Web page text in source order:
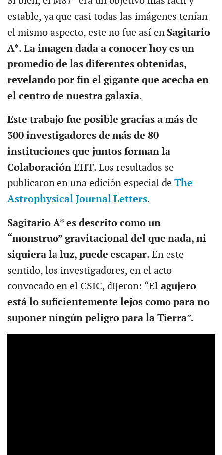
estable, ya que casi todas las imágenes tenían
el mismo aspecto, este no fue así en Sagitario
A*. La imagen dada a conocer hoy es un
promedio de las diferentes obtenidas,
revelando por fin el gigante que acecha en
el centro de nuestra galaxia.
Este trabajo fue posible gracias a más de
300 investigadores de más de 80
instituciones que juntos forman la
Colaboración EHT. Los resultados se
publicaron en una edición especial de The
Astrophysical Journal Letters.
Sagitario A* es descrito como un
“monstruo” gravitacional del que nada, ni
siquiera la luz, puede escapar. En este
sentido, los investigadores, en el acto
convocado en el CSIC, dijeron: “El agujero
está lo suficientemente lejos como para no
suponer ningún peligro para la Tierra”.